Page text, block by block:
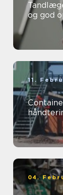
Tandlæge vanløse
og god
11.
04.